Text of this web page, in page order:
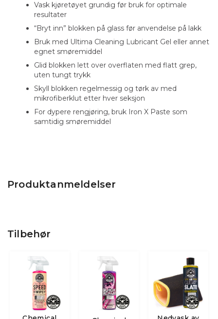
Produktanmeldelser
Tilbehør
Vask kjøretøyet grundig før bruk for optimale
resultater
“Bryt inn” blokken på glass før anvendelse på lakk
Bruk med Ultima Cleaning Lubricant Gel eller annet
egnet smøremiddel
Glid blokken lett over overflaten med flatt grep,
uten tungt trykk
Skyll blokken regelmessig og tørk av med
mikrofiberklut etter hver seksjon
For dypere rengjøring, bruk Iron X Paste som
samtidig smøremiddel